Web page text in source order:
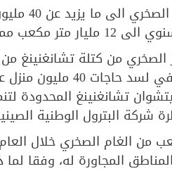
ورفع
الاجمالي في البلاد.
مكعب خلال العام
تشانغنينغ المحدودة
شركة البترول الوطنية
المجاورة له، وفقا لما